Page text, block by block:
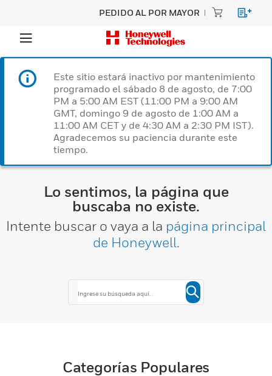
PEDIDO AL POR MAYOR
Este sitio estará inactivo por mantenimiento
programado el sábado 8 de agosto, de 7:00
PM a 5:00 AM EST (11:00 PM a 9:00 AM
GMT, domingo 9 de agosto de 1:00 AM a
11:00 AM CET y de 4:30 AM a 2:30 PM IST).
Agradecemos su paciencia durante este
tiempo.
Lo sentimos, la página que
buscaba no existe.
Intente buscar o vaya a la página principal
de Honeywell.
Categorías Populares